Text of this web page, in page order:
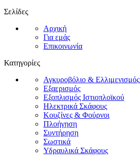
Σελίδες
Αρχική
Για εμάς
Επικοινωνία
Κατηγορίες
Αγκυροβόλιο & Ελλιμενισμός
Εξαερισμός
Εξοπλισμός Ιστιοπλοϊκού
Ηλεκτρικά Σκάφους
Κουζίνες & Φούρνοι
Πλοήγηση
Συντήρηση
Σωστικά
Υδραυλικά Σκάφους